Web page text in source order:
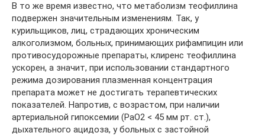
В то же время известно, что метаболизм теофиллина
подвержен значительным изменениям. Так, у
курильщиков, лиц, страдающих хроническим
алкоголизмом, больных, принимающих рифампицин или
противосудорожные препараты, клиренс теофиллина
ускорен, а значит, при использовании стандартного
режима дозирования плазменная концентрация
препарата может не достигать терапевтических
показателей. Напротив, с возрастом, при наличии
артериальной гипоксемии (РаО2 < 45 мм рт. ст.),
дыхательного ацидоза, у больных с застойной